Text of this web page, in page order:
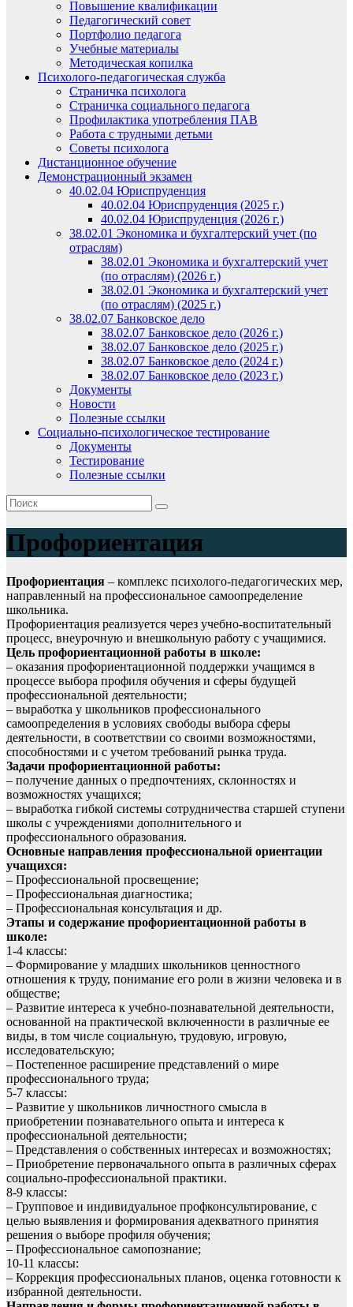
Повышение квалификации
Педагогический совет
Портфолио педагога
Учебные материалы
Методическая копилка
Психолого-педагогическая служба
Страничка психолога
Страничка социального педагога
Профилактика употребления ПАВ
Работа с трудными детьми
Советы психолога
Дистанционное обучение
Демонстрационный экзамен
40.02.04 Юриспруденция
40.02.04 Юриспруденция (2025 г.)
40.02.04 Юриспруденция (2026 г.)
38.02.01 Экономика и бухгалтерский учет (по
отраслям)
38.02.01 Экономика и бухгалтерский учет
(по отраслям) (2026 г.)
38.02.01 Экономика и бухгалтерский учет
(по отраслям) (2025 г.)
38.02.07 Банковское дело
38.02.07 Банковское дело (2026 г.)
38.02.07 Банковское дело (2025 г.)
38.02.07 Банковское дело (2024 г.)
38.02.07 Банковское дело (2023 г.)
Документы
Новости
Полезные ссылки
Социально-психологическое тестирование
Документы
Тестирование
Полезные ссылки
Профориентация
Профориентация – комплекс психолого-педагогических мер,
направленный на профессиональное самоопределение
школьника.
Профориентация реализуется через учебно-воспитательный
процесс, внеурочную и внешкольную работу с учащимися.
Цель профориентационной работы в школе:
– оказания профориентационной поддержки учащимся в
процессе выбора профиля обучения и сферы будущей
профессиональной деятельности;
– выработка у школьников профессионального
самоопределения в условиях свободы выбора сферы
деятельности, в соответствии со своими возможностями,
способностями и с учетом требований рынка труда.
Задачи профориентационной работы:
– получение данных о предпочтениях, склонностях и
возможностях учащихся;
– выработка гибкой системы сотрудничества старшей ступени
школы с учреждениями дополнительного и
профессионального образования.
Основные направления профессиональной ориентации
учащихся:
– Профессиональной просвещение;
– Профессиональная диагностика;
– Профессиональная консультация и др.
Этапы и содержание профориентационной работы в
школе:
1-4 классы:
– Формирование у младших школьников ценностного
отношения к труду, понимание его роли в жизни человека и в
обществе;
– Развитие интереса к учебно-познавательной деятельности,
основанной на практической включенности в различные ее
виды, в том числе социальную, трудовую, игровую,
исследовательскую;
– Постепенное расширение представлений о мире
профессионального труда;
5-7 классы:
– Развитие у школьников личностного смысла в
приобретении познавательного опыта и интереса к
профессиональной деятельности;
– Представления о собственных интересах и возможностях;
– Приобретение первоначального опыта в различных сферах
социально-профессиональной практики.
8-9 классы:
– Групповое и индивидуальное профконсультирование, с
целью выявления и формирования адекватного принятия
решения о выборе профиля обучения;
– Профессиональное самопознание;
10-11 классы:
– Коррекция профессиональных планов, оценка готовности к
избранной деятельности.